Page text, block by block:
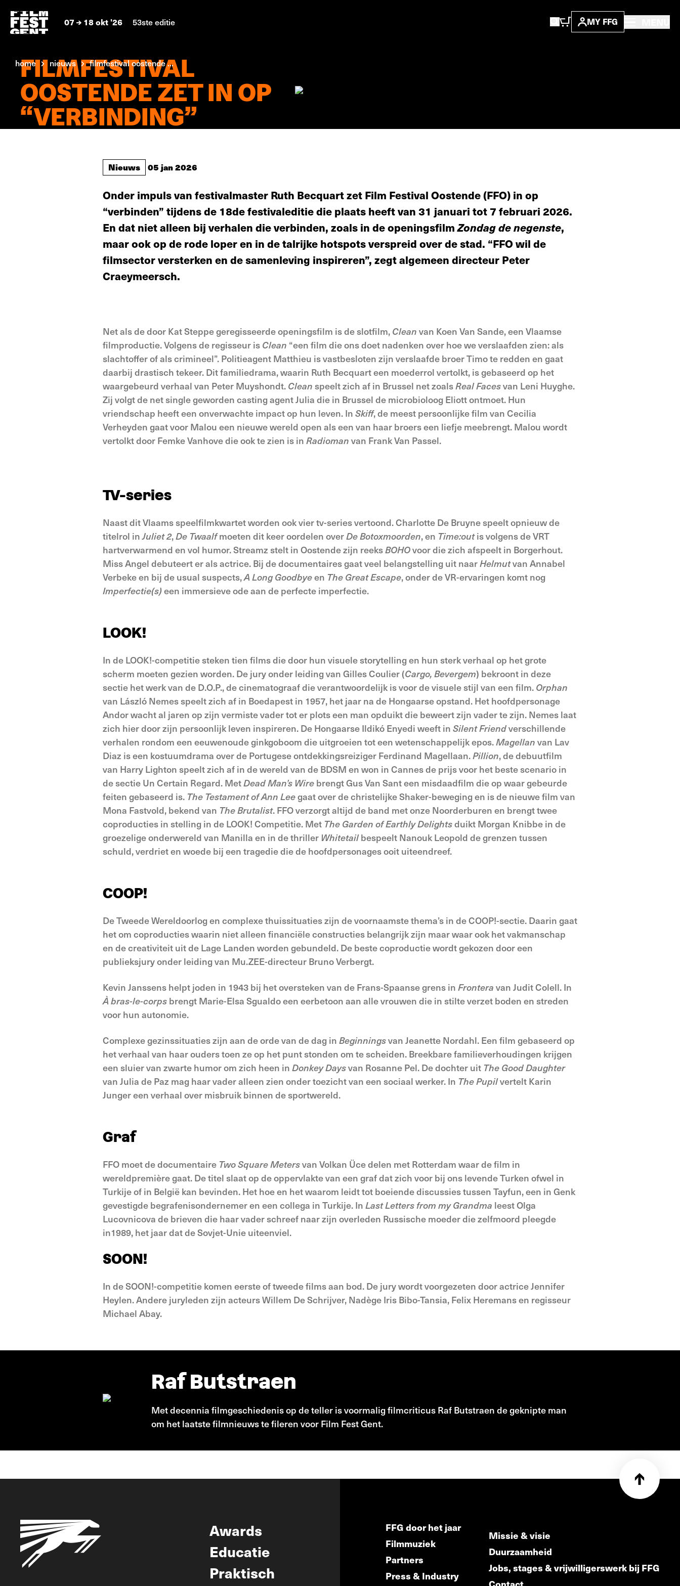
07 18 okt '26 53ste editie MY FFG
home nieuws filmfestival oostende ...
FILMFESTIVAL
OOSTENDE ZET IN OP
“VERBINDING”
Nieuws 05 jan 2026
Onder impuls van festivalmaster Ruth Becquart zet Film Festival Oostende (FFO) in op
“verbinden” tijdens de 18de festivaleditie die plaats heeft van 31 januari tot 7 februari 2026.
En dat niet alleen bij verhalen die verbinden, zoals in de openingsfilmZondag denegenste,
maar ook op de rode loper en in de talrijke hotspots verspreid over de stad. “FFO wil de
filmsector versterken en de samenleving inspireren”, zegt algemeen directeur Peter
Craeymeersch.
Net als de door Kat Steppe geregisseerde openingsfilm is de slotfilm, Clean van Koen Van Sande, een Vlaamse
filmproductie. Volgens de regisseur is Clean “een film die ons doet nadenken over hoe we verslaafden zien: als
slachtoffer of als crimineel”. Politieagent Matthieu is vastbesloten zijn verslaafde broer Timo te redden en gaat
daarbij drastisch tekeer. Dit familiedrama, waarin Ruth Becquart een moederrol vertolkt, is gebaseerd op het
waargebeurd verhaal van Peter Muyshondt. Clean speelt zich af in Brussel net zoalsRealFacesvan Leni Huyghe.
Zij volgt de net single geworden casting agent Julia die in Brussel de microbioloog Eliott ontmoet. Hun
vriendschap heeft een onverwachte impact op hun leven. In Skiff, de meest persoonlijke film van Cecilia
Verheyden gaat voor Malou een nieuwe wereld open als een van haar broers een liefje meebrengt. Malou wordt
vertolkt door Femke Vanhove die ook te zien is in Radioman van Frank Van Passel.
TV-series
Naast dit Vlaams speelfilmkwartet worden ook vier tv-series vertoond. Charlotte De Bruyne speelt opnieuw de
titelrol inJuliet2,De Twaalfmoeten dit keer oordelen overDe Botoxmoorden, en Time:outis volgens de VRT
hartverwarmend en vol humor. Streamz stelt in Oostende zijn reeksBOHOvoor die zich afspeelt in Borgerhout.
Miss Angel debuteert er als actrice. Bij de documentaires gaat veel belangstelling uit naarHelmutvan Annabel
Verbeke en bij de usual suspects,A LongGoodbyeen The Great Escape, onder de VR-ervaringen komt nog
Imperfectie(s)een immersieve ode aan de perfecte imperfectie.
LOOK!
In de LOOK!-competitie steken tien films die door hun visuele storytelling en hun sterk verhaal op het grote
scherm moeten gezien worden. De jury onder leiding van Gilles Coulier (Cargo, Bevergem) bekroont in deze
sectie het werk van de D.O.P., de cinematograaf die verantwoordelijk is voor de visuele stijl van een film. Orphan
van László Nemes speelt zich af in Boedapest in 1957, het jaar na de Hongaarse opstand. Het hoofdpersonage
Andor wacht al jaren op zijn vermiste vader tot er plots een man opduikt die beweert zijn vader te zijn. Nemes laat
zich hier door zijn persoonlijk leven inspireren. De Hongaarse Ildikó Enyedi weeft in Silent Friendverschillende
verhalen rondom een eeuwenoude ginkgoboom die uitgroeien tot een wetenschappelijk epos.Magellan van Lav
Diaz is een kostuumdrama over de Portugese ontdekkingsreiziger Ferdinand Magellaan.Pillion, de debuutfilm
van Harry Lighton speelt zich af in de wereld van de BDSM en won in Cannes de prijs voor het beste scenario in
de sectie Un Certain Regard. MetDead Man’s Wire brengt Gus Van Sant een misdaadfilm die op waar gebeurde
feiten gebaseerd is. The Testamentof Ann Leegaat over de christelijke Shaker-beweging en is de nieuwe film van
Mona Fastvold, bekend van The Brutalist. FFO verzorgt altijd de band met onze Noorderburen en brengt twee
coproducties in stelling in de LOOK! Competitie. Met The Garden of Earthly Delightsduikt Morgan Knibbe in de
groezelige onderwereld van Manilla en in de thriller Whitetailbespeelt Nanouk Leopold de grenzen tussen
schuld, verdriet en woede bij een tragedie die de hoofdpersonages ooit uiteendreef.
COOP!
De Tweede Wereldoorlog en complexe thuissituaties zijn de voornaamste thema’s in de COOP!-sectie. Daarin gaat
het om coproducties waarin niet alleen financiële constructies belangrijk zijn maar waar ook het vakmanschap
en de creativiteit uit de Lage Landen worden gebundeld. De beste coproductie wordt gekozen door een
publieksjury onder leiding van Mu.ZEE-directeur Bruno Verbergt.
Kevin Janssens helpt joden in 1943 bij het oversteken van de Frans-Spaanse grens in Frontera van Judit Colell. In
À bras-le-corps brengt Marie-Elsa Sgualdo een eerbetoon aan alle vrouwen die in stilte verzet boden en streden
voor hun autonomie.
Complexe gezinssituaties zijn aan de orde van de dag in Beginningsvan Jeanette Nordahl. Een film gebaseerd op
het verhaal van haar ouders toen ze op het punt stonden om te scheiden. Breekbare familieverhoudingen krijgen
een sluier van zwarte humor om zich heen in Donkey Daysvan Rosanne Pel. De dochter uit The GoodDaughter
van Julia de Paz mag haar vader alleen zien onder toezicht van een sociaal werker. In The Pupilvertelt Karin
Junger een verhaal over misbruik binnen de sportwereld.
Graf
FFO moet de documentaire Two Square Metersvan Volkan Üce delen met Rotterdam waar de film in
wereldpremière gaat. De titel slaat op de oppervlakte van een graf dat zich voor bij ons levende Turken ofwel in
Turkije of in België kan bevinden. Het hoe en het waarom leidt tot boeiende discussies tussen Tayfun, een in Genk
gevestigde begrafenisondernemer en een collega in Turkije. In Last Letters from my Grandma leest Olga
Lucovnicova de brieven die haar vader schreef naar zijn overleden Russische moeder die zelfmoord pleegde
in1989, het jaar dat de Sovjet-Unie uiteenviel.
SOON!
In de SOON!-competitie komen eerste of tweede films aan bod. De jury wordt voorgezeten door actrice Jennifer
Heylen. Andere juryleden zijn acteurs Willem De Schrijver, Nadège Iris Bibo-Tansia, Felix Heremans en regisseur
Michael Abay.
Raf Butstraen
Met decennia filmgeschiedenis op de teller is voormalig filmcriticus Raf Butstraen de geknipte man
om het laatste filmnieuws te fileren voor Film Fest Gent.
Awards
Educatie
Praktisch
FFG door het jaar
Filmmuziek
Partners
Press & Industry
Missie & visie
Duurzaamheid
Jobs, stages & vrijwilligerswerk bij FFG